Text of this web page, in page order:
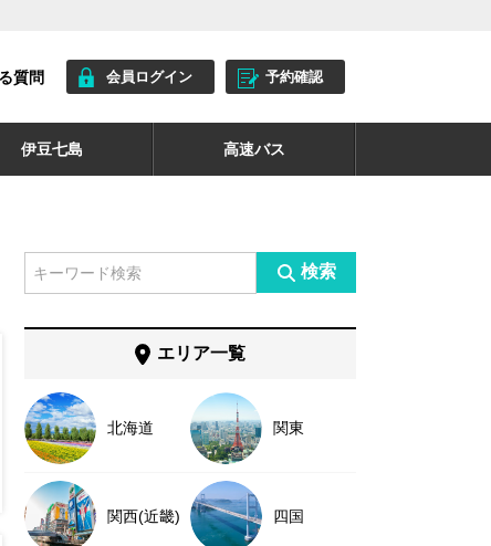
質問 会員ログイン 予約確認
伊豆七島 高速バス
検索
エリア一覧
北海道 関東
関西(近畿) 四国